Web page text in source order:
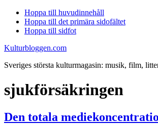
Hoppa till huvudinnehåll
Hoppa till det primära sidofältet
Hoppa till sidfot
Kulturbloggen.com
Sveriges största kulturmagasin: musik, film,
sjukförsäkringen
Den totala